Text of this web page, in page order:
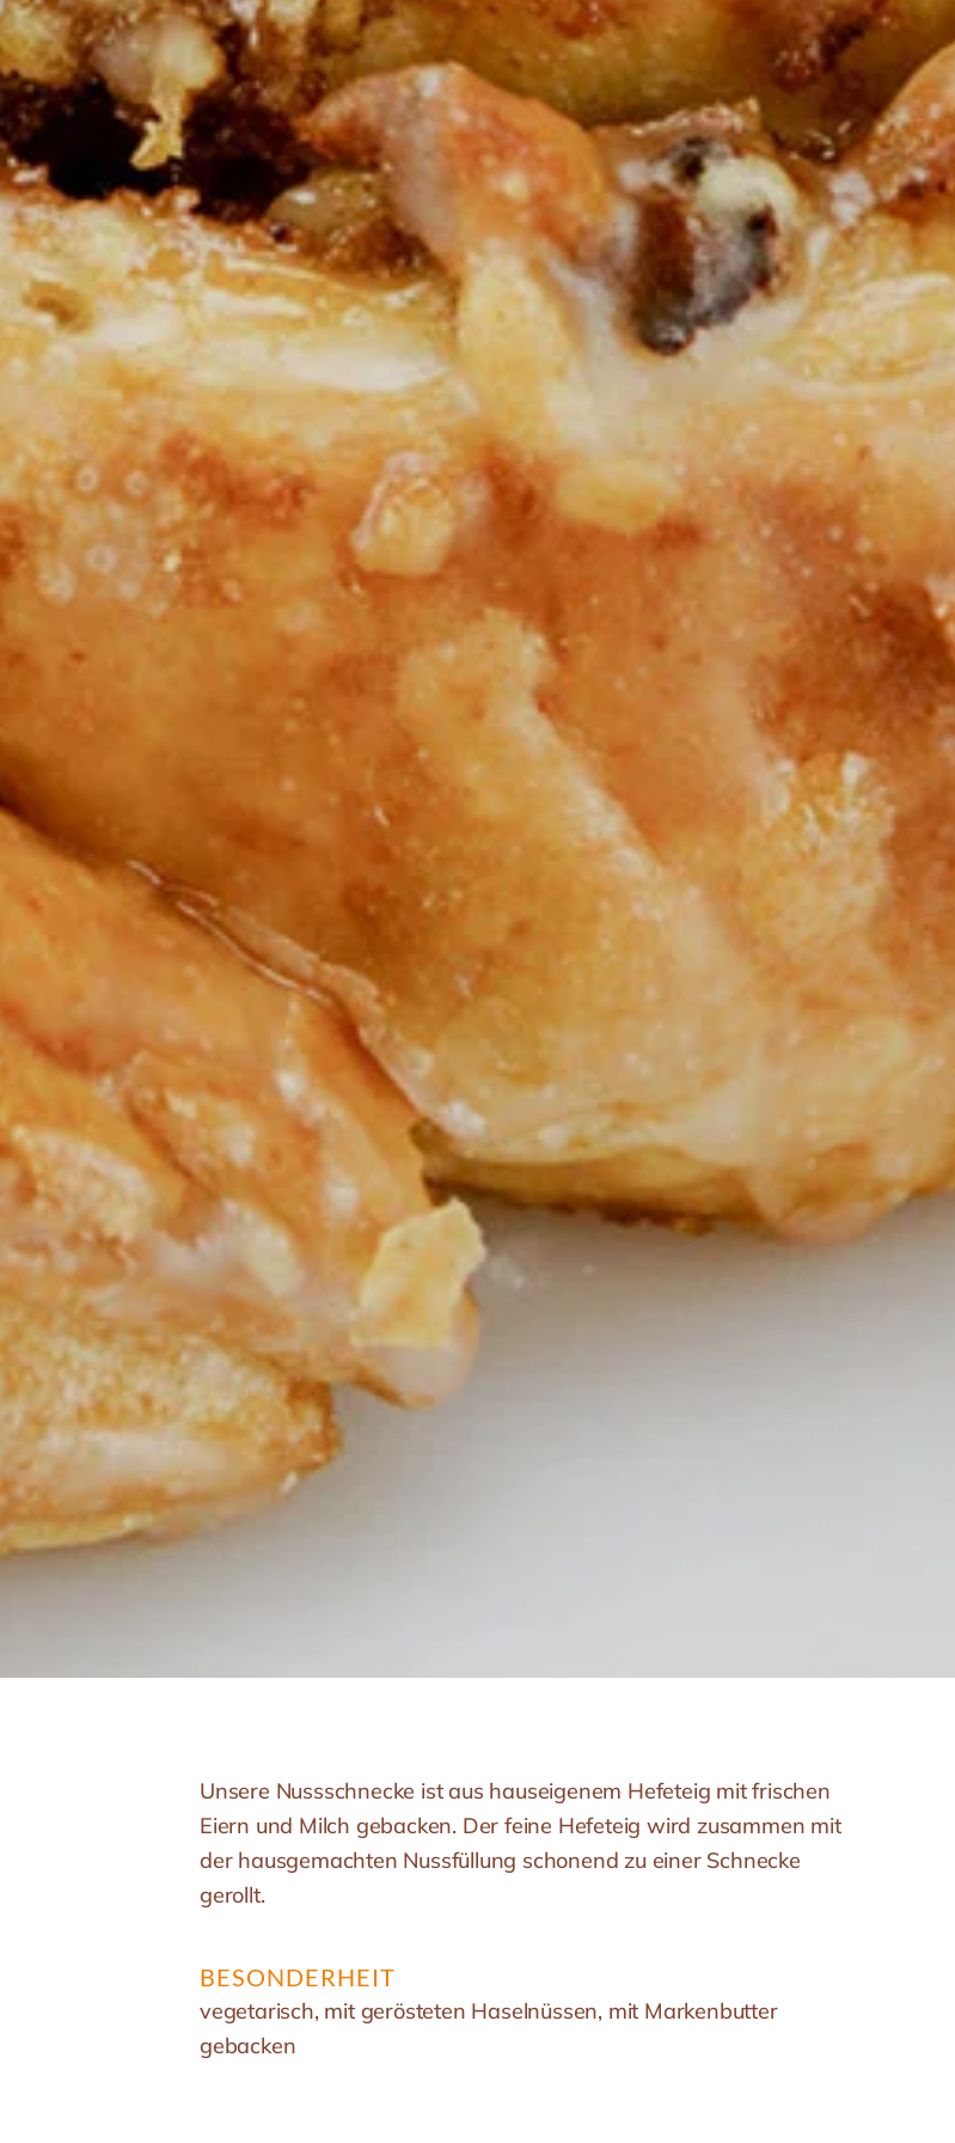
Unsere Nussschnecke ist aus hauseigenem Hefeteig mit frischen
Eiern und Milch gebacken. Der feine Hefeteig wird zusammen mit
der hausgemachten Nussfüllung schonend zu einer Schnecke
gerollt.
BESONDERHEIT
vegetarisch, mit gerösteten Haselnüssen, mit Markenbutter
gebacken